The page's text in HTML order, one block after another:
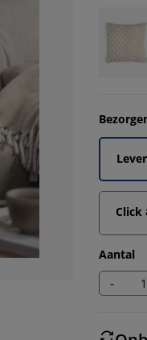
Click
Aantal
-